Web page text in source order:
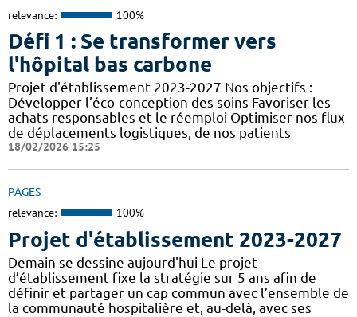
relevance: 100%
Défi 1 : Se transformer vers
l'hôpital bas carbone
Projet d'établissement 2023-2027 Nos objectifs :
Développer l’éco-conception des soins Favoriser les
achats responsables et le réemploi Optimiser nos flux
de déplacements logistiques, de nos patients
18/02/2026 15:25
PAGES
relevance: 100%
Projet d'établissement 2023-2027
Demain se dessine aujourd'hui Le projet
d’établissement fixe la stratégie sur 5 ans afin de
définir et partager un cap commun avec l’ensemble de
la communauté hospitalière et, au-delà, avec ses